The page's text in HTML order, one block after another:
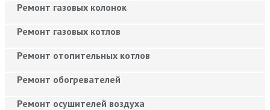
Ремонт газовых колонок
Ремонт газовых котлов
Ремонт отопительных котлов
Ремонт обогревателей
Ремонт осушителей воздуха